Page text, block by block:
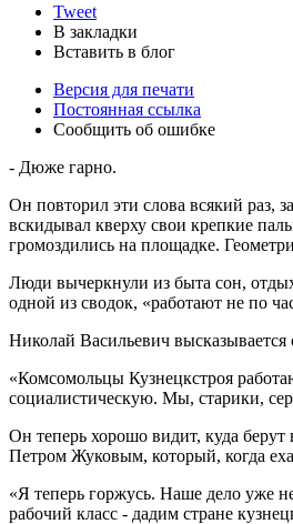
Tweet
В закладки
Вставить в блог
Версия для печати
Постоянная ссылка
Сообщить об ошибке
- Дюже гарно.
Он повторил эти слова всякий раз,
вскидывал кверху свои крепкие
громоздились на площадке.
Люди вычеркнули из быта сон,
одной из сводок, «работают не по
Николай Васильевич
«Комсомольцы Кузнецкстроя
социалистическую. Мы, старики,
Он теперь хорошо видит, куда
Петром Жуковым, который, когда
«Я теперь горжусь. Наше дело уже
рабочий класс - дадим стране